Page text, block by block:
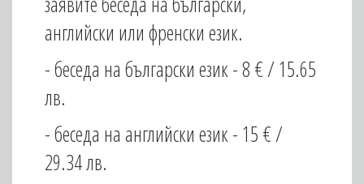
английски или френски език.
- беседа на български език - 8 € / 15.65
лв.
- беседа на английски език - 15 € /
29.34 лв.